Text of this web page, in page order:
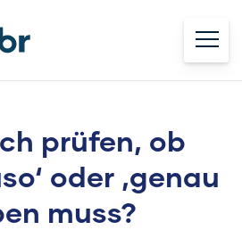
prüfen, ob
oder ‚genau
muss?